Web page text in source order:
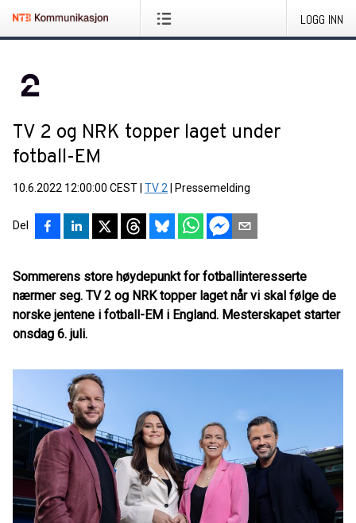
LOGG INN
TV 2 og NRK topper laget under
fotball-EM
10.6.2022 12:00:00 CEST TV 2 Pressemelding
Del
Sommerens store høydepunkt for fotballinteresserte
nærmer seg. TV 2 og NRK topper laget når vi skal følge de
norske jentene i fotball-EM i England. Mesterskapet starter
onsdag 6. juli.